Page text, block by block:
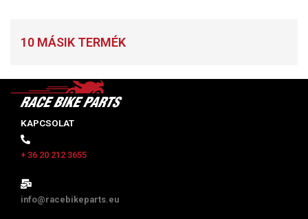
10 MÁSIK TERMÉK
KAPCSOLAT
+ 36 20 212 3655
info@racebikeparts.eu